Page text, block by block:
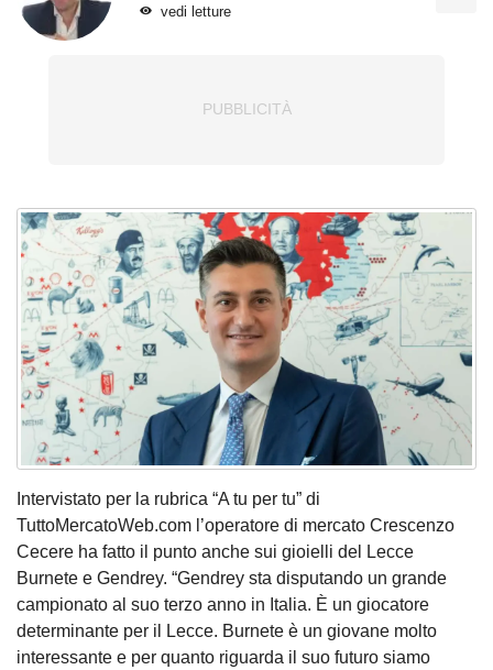
vedi letture
Intervistato per la rubrica “A tu per tu” di
TuttoMercatoWeb.com l’operatore di mercato Crescenzo
Cecere ha fatto il punto anche sui gioielli del Lecce
Burnete e Gendrey. “Gendrey sta disputando un grande
campionato al suo terzo anno in Italia. È un giocatore
determinante per il Lecce. Burnete è un giovane molto
interessante e per quanto riguarda il suo futuro siamo